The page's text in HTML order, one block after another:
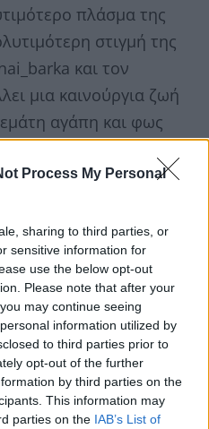
Process My Personal
sharing to third parties, or
sensitive information for
use the below opt-out
Please note that after your
may continue seeing
information utilized by
to third parties prior to
opt-out of the further
by third parties on the
This information may
parties on the IAB’s List of
πλάσμα της
στιγμή της
και τον
μια καινούργια ζωή
αγάπη και φως